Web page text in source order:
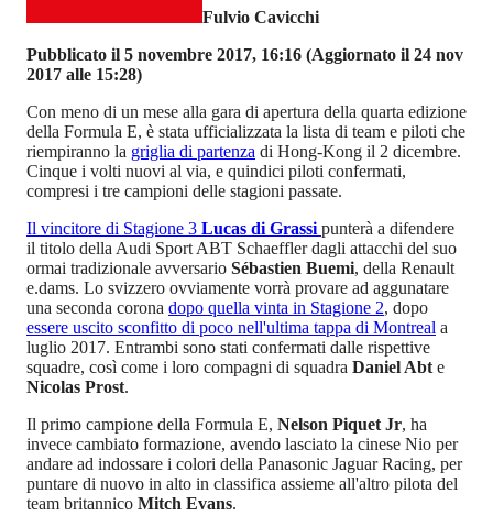
Fulvio Cavicchi
Pubblicato il 5 novembre 2017, 16:16 (Aggiornato il 24 nov
2017 alle 15:28)
Con meno di un mese alla gara di apertura della quarta edizione
della Formula E, è stata ufficializzata la lista di team e piloti che
riempiranno la griglia di partenza di Hong-Kong il 2 dicembre.
Cinque i volti nuovi al via, e quindici piloti confermati,
compresi i tre campioni delle stagioni passate.
Il vincitore di Stagione 3 Lucas di Grassi punterà a difendere
il titolo della Audi Sport ABT Schaeffler dagli attacchi del suo
ormai tradizionale avversario Sébastien Buemi, della Renault
e.dams. Lo svizzero ovviamente vorrà provare ad aggunatare
una seconda corona dopo quella vinta in Stagione 2, dopo
essere uscito sconfitto di poco nell'ultima tappa di Montreal a
luglio 2017. Entrambi sono stati confermati dalle rispettive
squadre, così come i loro compagni di squadra Daniel Abt e
Nicolas Prost.
Il primo campione della Formula E, Nelson Piquet Jr, ha
invece cambiato formazione, avendo lasciato la cinese Nio per
andare ad indossare i colori della Panasonic Jaguar Racing, per
puntare di nuovo in alto in classifica assieme all'altro pilota del
team britannico Mitch Evans.